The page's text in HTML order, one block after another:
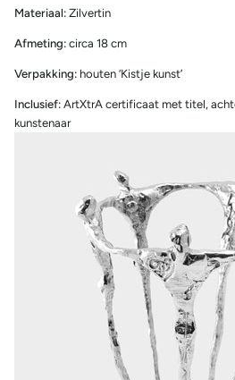
Materiaal: Zilvertin
Afmeting: circa 18 cm
Verpakking: houten ‘Kistje kunst’
Inclusief: ArtXtrA certificaat met titel,
kunstenaar